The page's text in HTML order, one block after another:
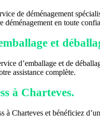
de déménagement
déménagement en toute
et
d’emballage et de
assistance complète.
à Charteves.
à Charteves et bénéficiez